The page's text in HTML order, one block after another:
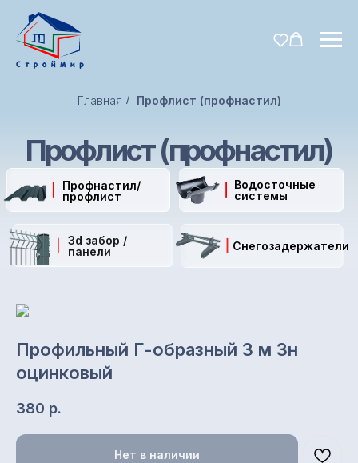
Главная / Профлист (профнастил)
Профлист (профнастил)
панели
профлист
Снегозадержатели
системы
Профильный Г-образный 3 м Зн
оцинковый
380 р.
Нет в наличии